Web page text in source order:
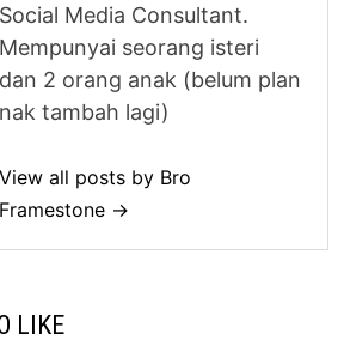
Social Media Consultant.
Mempunyai seorang isteri
dan 2 orang anak (belum plan
nak tambah lagi)
View all posts by Bro
Framestone →
LIKE